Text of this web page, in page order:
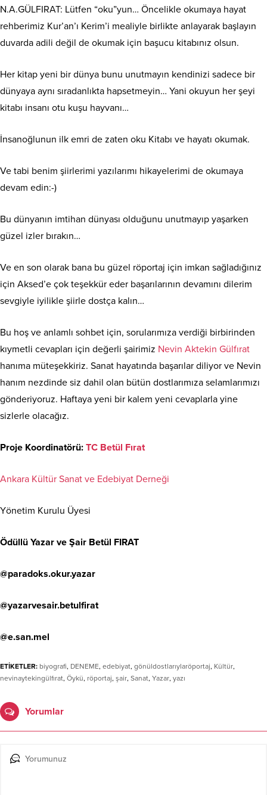
N.A.GÜLFIRAT: Lütfen “oku”yun… Öncelikle okumaya hayat
rehberimiz Kur’an’ı Kerim’i mealiyle birlikte anlayarak başlayın
duvarda adili değil de okumak için başucu kitabınız olsun.
Her kitap yeni bir dünya bunu unutmayın kendinizi sadece bir
dünyaya aynı sıradanlıkta hapsetmeyin… Yani okuyun her şeyi
kitabı insanı otu kuşu hayvanı…
İnsanoğlunun ilk emri de zaten oku Kitabı ve hayatı okumak.
Ve tabi benim şiirlerimi yazılarımı hikayelerimi de okumaya
devam edin:⁠-⁠)
Bu dünyanın imtihan dünyası olduğunu unutmayıp yaşarken
güzel izler bırakın…
Ve en son olarak bana bu güzel röportaj için imkan sağladığınız
için Aksed’e çok teşekkür eder başarılarının devamını dilerim
sevgiyle iyilikle şiirle dostça kalın…
Bu hoş ve anlamlı sohbet için, sorularımıza verdiği birbirinden
kıymetli cevapları için değerli şairimiz Nevin Aktekin Gülfırat
hanıma müteşekkiriz. Sanat hayatında başarılar diliyor ve Nevin
hanım nezdinde siz dahil olan bütün dostlarımıza selamlarımızı
gönderiyoruz. Haftaya yeni bir kalem yeni cevaplarla yine
sizlerle olacağız.
Proje Koordinatörü: TC Betül Fırat
Ankara Kültür Sanat ve Edebiyat Derneği
Yönetim Kurulu Üyesi
Ödüllü Yazar ve Şair Betül FIRAT
@paradoks.okur.yazar
@yazarvesair.betulfirat
@e.san.mel
ETİKETLER: biyografi, DENEME, edebiyat, gönüldostlarıylaröportaj, Kültür,
nevinaytekingülfırat, Öykü, röportaj, şair, Sanat, Yazar, yazı
Yorumlar